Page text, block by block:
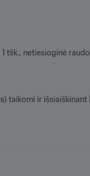
tšk., netiesioginė
taikomi ir